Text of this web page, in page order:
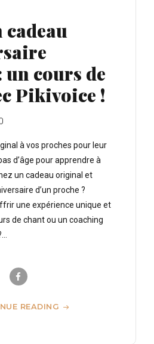
cours de
Pikivoice !
à vos proches pour leur
d’âge pour apprendre à
un cadeau original et
d’un proche ?
une expérience unique et
de chant ou un coaching
READING